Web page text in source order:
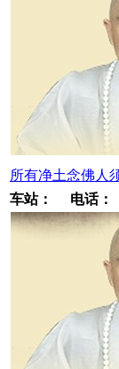
所有净土念佛人
车站：
电话：